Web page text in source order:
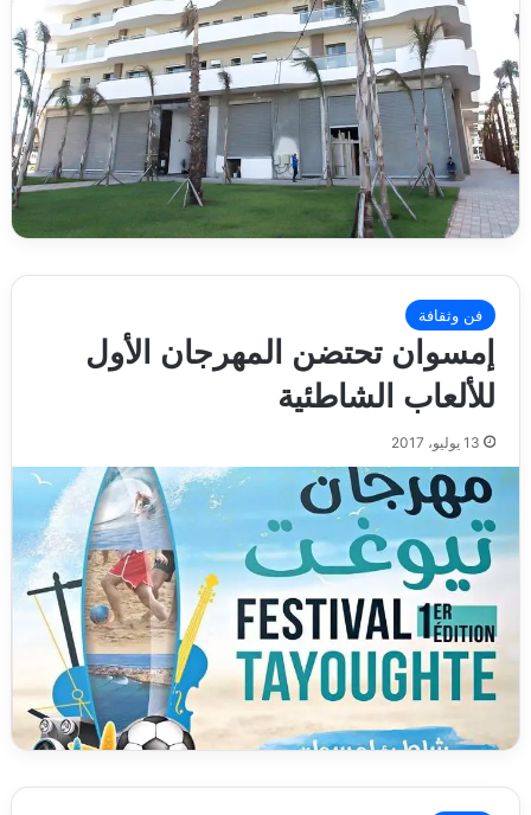
فن وثقافة
إمسوان تحتضن المهرجان الأول
للألعاب الشاطئية
13 يوليو، 2017